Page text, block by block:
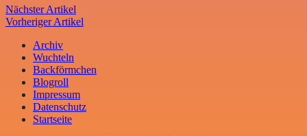
Nächster Artikel
Vorheriger Artikel
Archiv
Wuchteln
Backförmchen
Blogroll
Impressum
Datenschutz
Startseite